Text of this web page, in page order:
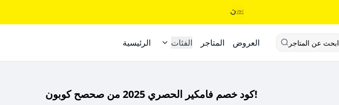
الرئيسية الفئات المتاجر العروض ابحث عن المتاجر
كود خصم فامكير الحصري 2025 من صحصح كوبون!